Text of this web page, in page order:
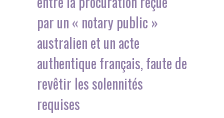
par un « notary public »
australien et un acte
authentique français, faute de
revêtir les solennités
requises